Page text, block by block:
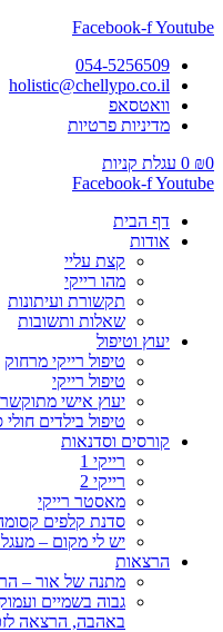
Facebook-fYoutube
054-5256509
holistic@chellypo.co.il
וואטסאפ
מדיניות פרטיות
₪0
0 עגלת קניות
Facebook-fYoutube
דף הבית
אודות
קצת עליי
מהו רייקי
תקשורת ועיתונות
שאלות ותשובות
יעוץ וטיפול
טיפול רייקי מרחוק
טיפול רייקי
יעוץ אישי מתוקשר
טיפול בילדים
קורסים וסדנאות
רייקי 1
רייקי 2
מאסטר רייקי
סדנת קלפים
יש לי מקום –
הרצאות
מתנה של אור –
גבוה בשמיים
באהבה, הרצאה